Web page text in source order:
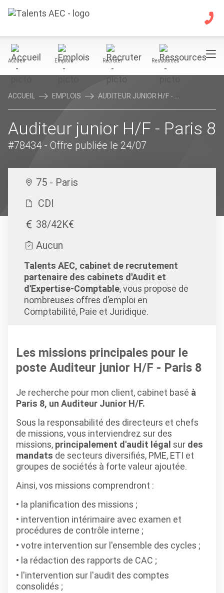
Accueil Emplois Recruter Ressources
ACCUEIL EMPLOIS AUDITEUR JUNIOR H/F - ...
Auditeur junior H/F - Paris 8
#78434 - Offre publiée le 24/07
75 - Paris
CDI
38/42K€
Aucun
Talents AEC, cabinet de recrutement
partenaire des cabinets d'Audit et
d'Expertise-Comptable, vous propose de
nombreuses offres d’emploi en
Comptabilité, Paie et Juridique.
Les missions principales pour le
poste Auditeur junior H/F - Paris 8
Je recherche pour mon client, cabinet basé à
Paris 8, un Auditeur Junior H/F.
Sous la responsabilité des directeurs et chefs
de missions, vous interviendrez sur des
missions, principalement d'audit légal sur des
mandats de secteurs diversifiés, PME, ETI et
groupes de sociétés à forte valeur ajoutée.
Ainsi, vos missions comprendront :
la planification des missions ;
intervention intérimaire avec examen et
procédures de contrôle interne ;
votre intervention sur l'ensemble des cycles ;
la rédaction des rapports de CAC ;
l'intervention sur l'audit des comptes
consolidés ;